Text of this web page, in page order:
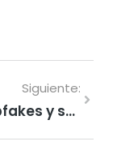
Siguiente:
Deepfakes y su Influencia en la Reputación Online